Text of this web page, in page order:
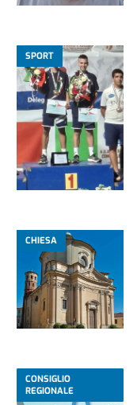
SPORT
CHIESA
CONSIGLIO
REGIONALE